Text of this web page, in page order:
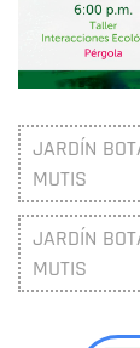
JARDÍN
MUTIS
JARDÍN
MUTIS